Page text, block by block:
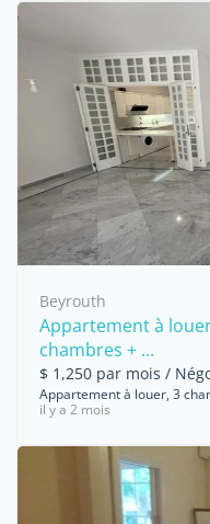
Beyrouth
Appartement à
chambres + ...
$ 1,250 par mois /
Appartement à louer, 3
il y a 2 mois